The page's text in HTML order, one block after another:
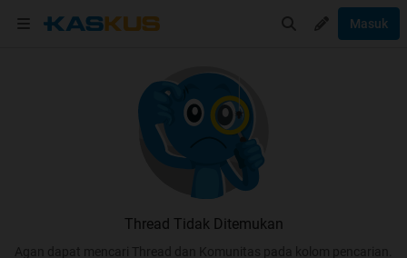
Masuk
Thread Tidak Ditemukan
Agan dapat mencari Thread dan Komunitas pada kolom pencarian.